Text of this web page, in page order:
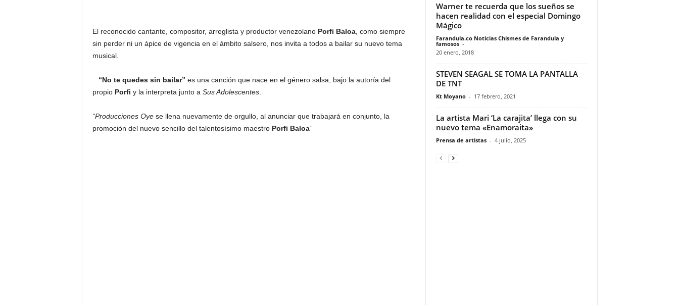
El reconocido cantante, compositor, arreglista y productor venezolano Porfi Baloa, como siempre
sin perder ni un ápice de vigencia en el ámbito salsero, nos invita a todos a bailar su nuevo tema
musical.
“No te quedes sin bailar” es una canción que nace en el género salsa, bajo la autoría del
propio Porfi y la interpreta junto a Sus Adolescentes.
“Producciones Oye se llena nuevamente de orgullo, al anunciar que trabajará en conjunto, la
promoción del nuevo sencillo del talentosísimo maestro Porfi Baloa”
Warner te recuerda que los sueños se
hacen realidad con el especial Domingo
Mágico
Farandula.co Noticias Chismes de Farandula y
famosos -
20 enero, 2018
STEVEN SEAGAL SE TOMA LA PANTALLA
DE TNT
Kt Moyano - 17 febrero, 2021
La artista Mari ‘La carajita’ llega con su
nuevo tema «Enamoraita»
Prensa de artistas - 4 julio, 2025